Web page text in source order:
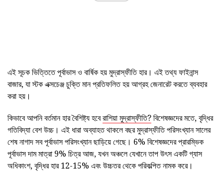
এই সূচক ভিত্তিতে পূর্বাভাস ও বার্ষিক হয় মুদ্রাস্ফীতি হার। এই তথ্য ফাইনান্স
বাজার, যা স্টক এক্সচেঞ্জ চুক্তি মান প্রতিফলিত হয় আগ্রহ জেনারেট করতে ব্যবহার
করা হয়।
কিভাবে আপনি বর্তমান হার বৈশিষ্ট্য হবেরাশিয়া মুদ্রাস্ফীতি?বিশেষজ্ঞদের মতে, বৃদ্ধির
গতিবিদ্যা বেশ উচ্চ। এই ধারা অব্যাহত থাকলে বছর মুদ্রাস্ফীতি পরিসংখ্যান সালের
শেষ নাগাদ সব পূর্বাভাস পরিসংখ্যান ছাড়িয়ে গেছে। 6% বিশেষজ্ঞদের প্রারম্ভিক
পূর্বাভাস দাম মাত্রা 9% চিত্র আজ, যখন অঞ্চলে যেখানে তাপ উৎস একটি গ্যাস
অধিকাংশ, বৃদ্ধির হার 12-15% এবং উচ্চতর থেকে পরিকল্পিত নামক করে।